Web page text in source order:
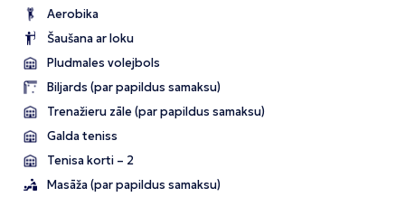
Aerobika
Šaušana ar loku
Pludmales volejbols
Biljards (par papildus samaksu)
Trenažieru zāle (par papildus samaksu)
Galda teniss
Tenisa korti – 2
Masāža (par papildus samaksu)